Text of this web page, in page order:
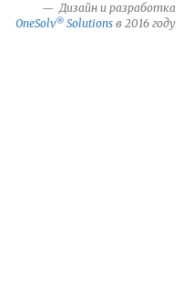
Дизайн и разработка
OneSolv® Solutions в 2016 году